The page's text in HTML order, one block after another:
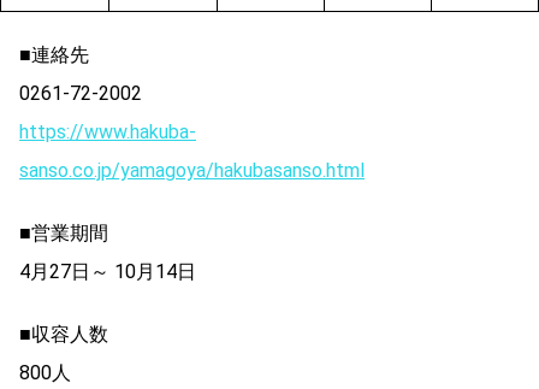
■連絡先
0261-72-2002
https://www.hakuba-
sanso.co.jp/yamagoya/hakubasanso.html
■営業期間
4月27日～ 10月14日
■収容人数
800人